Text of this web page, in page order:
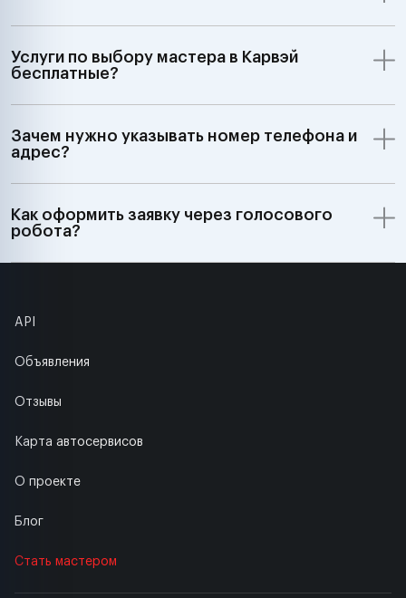
Услуги по выбору мастера в Карвэй
бесплатные?
Зачем нужно указывать номер телефона и
адрес?
Как оформить заявку через голосового
робота?
API
Объявления
Отзывы
Карта автосервисов
О проекте
Блог
Стать мастером